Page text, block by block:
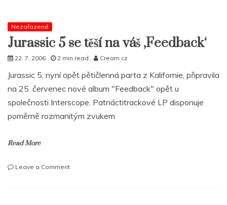
Nezařazené
Jurassic 5 se těší na váš ‚Feedback‘
22. 7. 2006 2 min read Cream.cz
Jurassic 5, nyní opět pětičlenná parta z Kalifornie, připravila
na 25. červenec nové album "Feedback" opět u
společnosti Interscope. Patnáctitrackové LP disponuje
poměrně rozmanitým zvukem
Read More
Leave a Commenton